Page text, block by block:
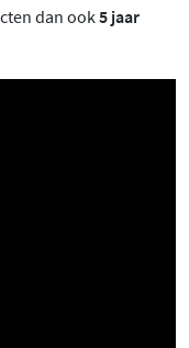
dan ook5 jaar